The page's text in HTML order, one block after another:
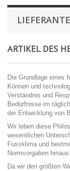
ARTIKEL DES
Die Grundlage eines
Können und
Verständnis und
Bedürfnisse im
der Entwicklung von
Wir leben diese
wesentlichen
Fussklima und
Normvorgaben hinaus.
Da wir den größten